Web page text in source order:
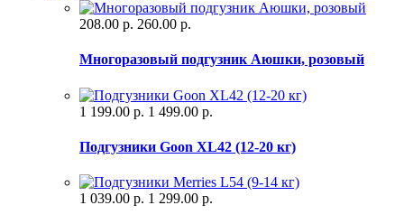
208.00 р. 260.00 р.
Многоразовый подгузник Аюшки, розовый
1 199.00 р. 1 499.00 р.
Подгузники Goon XL42 (12-20 кг)
1 039.00 р. 1 299.00 р.